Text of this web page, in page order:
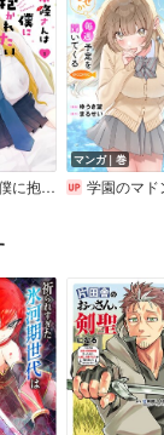
南條さんは僕に抱かれたい【デジタル版限定特典付き】
マンガ｜巻
学園のマドンナの渡辺さんが、なぜか毎週予定を聞いてくる＠COMIC【電子書籍限定描き下ろしイ